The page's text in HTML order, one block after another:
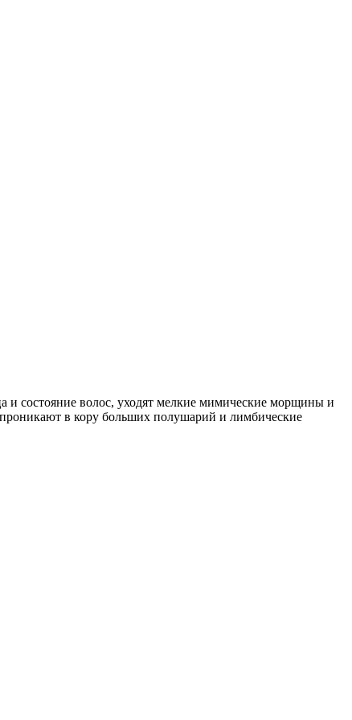
и состояние волос, уходят мелкие мимические морщины и
проникают в кору больших полушарий и лимбические